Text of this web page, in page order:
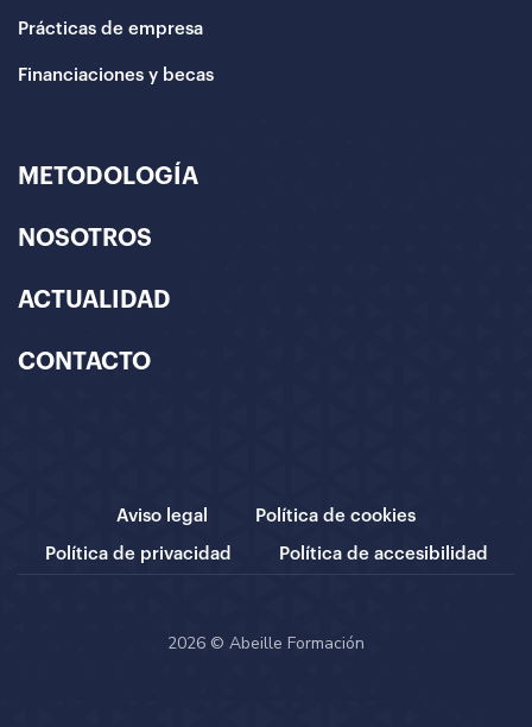
Prácticas de empresa
Financiaciones y becas
METODOLOGÍA
NOSOTROS
ACTUALIDAD
CONTACTO
Aviso legal Política de cookies
Política de privacidad Política de accesibilidad
2026 © Abeille Formación